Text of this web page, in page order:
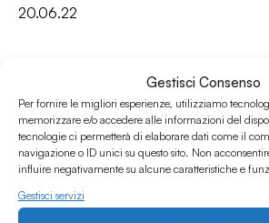
Gestisci Consenso
Per fornire le migliori esperienze, utilizziamo
memorizzare e/o accedere alle informazioni del
tecnologie ci permetterà di elaborare dati come il
navigazione o ID unici su questo sito. Non
influire negativamente su alcune caratteristiche e
Gestisci servizi
20.06.22